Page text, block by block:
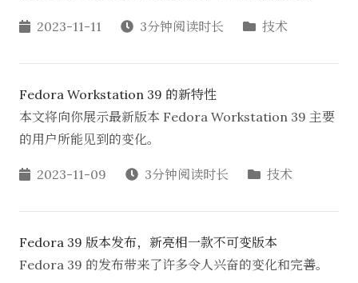
2023-11-11 3分钟阅读时长 技术
Fedora Workstation 39 的新特性
本文将向你展示最新版本 Fedora Workstation 39 主要
的用户所能见到的变化。
2023-11-09 3分钟阅读时长 技术
Fedora 39 版本发布，新亮相一款不可变版本
Fedora 39 的发布带来了许多令人兴奋的变化和完善。